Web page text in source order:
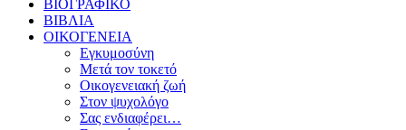
ΒΙΟΓΡΑΦΙΚΟ
ΒΙΒΛΙΑ
ΟΙΚΟΓΕΝΕΙΑ
Εγκυμοσύνη
Μετά τον τοκετό
Οικογενειακή ζωή
Στον ψυχολόγο
Σας ενδιαφέρει…